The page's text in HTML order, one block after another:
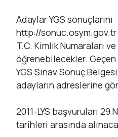
Adaylar YGS sonuçlarını
http://
T.C. Kimlik Numaraları
öğrenebilecekler. Geçen
YGS Sınav Sonuç
adayların adreslerine
2011-LYS başvuruları 29
tarihleri arasında